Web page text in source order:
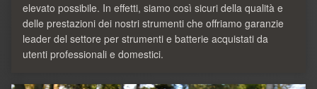
elevato possibile. In effetti, siamo così sicuri della qualità e
delle prestazioni dei nostri strumenti che offriamo garanzie
leader del settore per strumenti e batterie acquistati da
utenti professionali e domestici.